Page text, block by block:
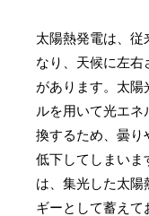
太陽熱発電は、従
なり、天候に左右
があります。太陽
ルを用いて光エ
換するため、曇り
低下してしまいま
は、集光した太陽
ギーとして蓄えて